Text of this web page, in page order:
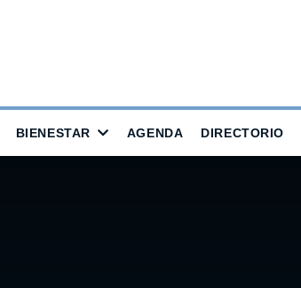
BIENESTAR AGENDA DIRECTORIO